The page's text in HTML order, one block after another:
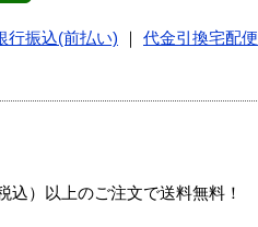
行振込(前払い) 代金引換宅配便
）以上のご注文で送料無料！